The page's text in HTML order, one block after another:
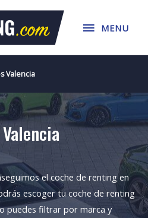
MENU
MENU
Valencia
el coche de renting en
escoger tu coche de renting
puedes filtrar por marca y